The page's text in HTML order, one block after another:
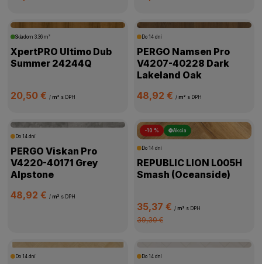
Skladom3.36 m²
XpertPRO Ultimo Dub
Summer 24244Q
20,50 €/ m² s DPH
Do 14 dní
PERGO Namsen Pro
V4207-40228 Dark
Lakeland Oak
48,92 € / m² s DPH
Do 14 dní
PERGO Viskan Pro
V4220-40171 Grey
Alpstone
48,92 €/ m² s DPH
-10 % Akcia
Do 14 dní
REPUBLIC LION L005H
Smash (Oceanside)
35,37 € / m² s DPH
39,30 €
Do 14 dní Do 14 dní